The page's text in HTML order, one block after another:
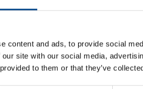
content and ads, to provide social
site with our social media,
to them or that they’ve
120V AC
Produkta kods: HXA053H